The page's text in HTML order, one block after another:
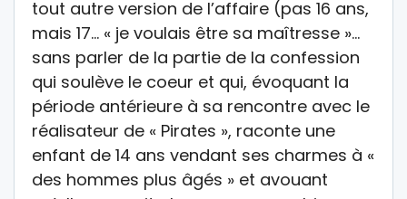
tout autre version de l’affaire (pas 16 ans,
mais 17… « je voulais être sa maîtresse »…
sans parler de la partie de la confession
qui soulève le coeur et qui, évoquant la
période antérieure à sa rencontre avec le
réalisateur de « Pirates », raconte une
enfant de 14 ans vendant ses charmes à «
des hommes plus âgés » et avouant